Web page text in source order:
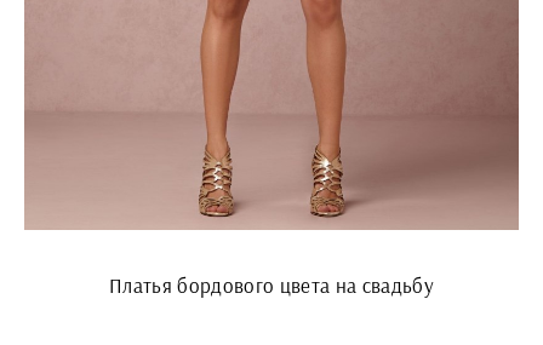
Платья бордового цвета на свадьбу